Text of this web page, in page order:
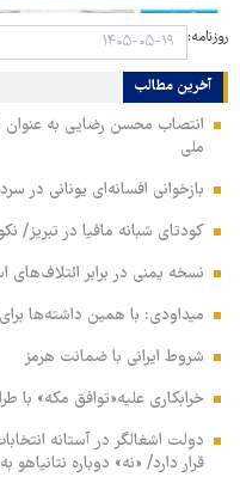
روزنامه:
آخرین مطالب
انتصاب محسن رضایی به عنوان
ملی
بازخوانی افسانه‌ای یونانی در
کودتای شبانه مافیا در تبریز/
نسخه یمنی در برابر ائتلاف‌های
میداودی: با همین داشته‌ها
شروط ایرانی با ضمانت هرمز
خرابکاری علیه«توافق مکه» با
دولت اشغالگر در آستانه
قرار دارد/ «نه» دوباره